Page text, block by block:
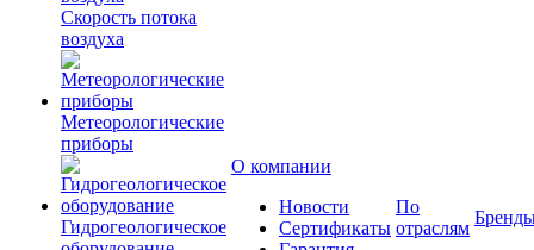
Скорость потока
воздуха
Метеорологические
приборы
Гидрогеологическое
О компании
Новости
Сертификаты
По
отраслям